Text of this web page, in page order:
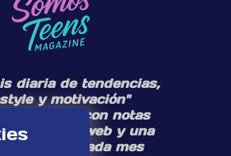
diaria de tendencias,
y motivación"
con notas
en nuestra web y una
especial cada mes